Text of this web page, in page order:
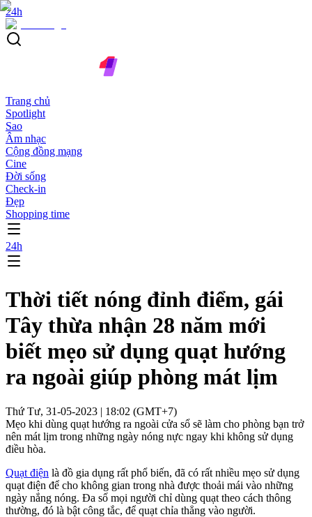
24h
Trang chủ
Spotlight
Sao
Âm nhạc
Cộng đồng mạng
Cine
Đời sống
Check-in
Đẹp
Shopping time
24h
Thời tiết nóng đỉnh điểm, gái
Tây thừa nhận 28 năm mới
biết mẹo sử dụng quạt hướng
ra ngoài giúp phòng mát lịm
Thứ Tư, 31-05-2023 | 18:02 (GMT+7)
Mẹo khi dùng quạt hướng ra ngoài cửa sổ sẽ làm cho phòng bạn trở
nên mát lịm trong những ngày nóng nực ngay khi không sử dụng
điều hòa.
Quạt điện là đồ gia dụng rất phổ biến, đã có rất nhiều mẹo sử dụng
quạt điện để cho không gian trong nhà được thoải mái vào những
ngày nắng nóng. Đa số mọi người chỉ dùng quạt theo cách thông
thường, đó là bật công tắc, để quạt chỉa thẳng vào người.